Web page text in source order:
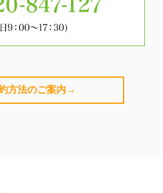
方法のご案内→